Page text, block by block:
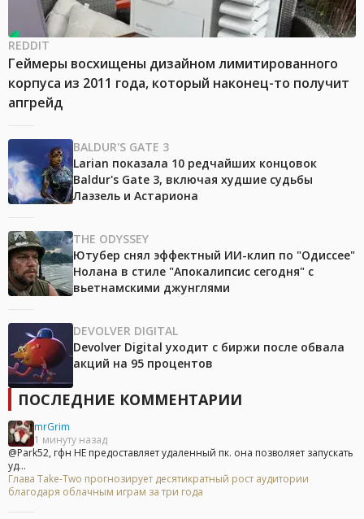
REDDIT
Геймеры восхищены дизайном лимитированного
корпуса из 2011 года, который наконец-то получит
апгрейд
BALDUR'S GATE 3
Larian показала 10 редчайших концовок
Baldur's Gate 3, включая худшие судьбы
Лаэзель и Астариона
THE ODYSSEY
Ютубер снял эффектный ИИ-клип по "Одиссее"
Нолана в стиле "Апокалипсис сегодня" с
вьетнамскими джунглями
DEVOLVER DIGITAL
Devolver Digital уходит с биржи после обвала
акций на 95 процентов
ПОСЛЕДНИЕ КОММЕНТАРИИ
mrGrim
1 минуту назад
@Park52, гфн НЕ предоставляет удаленный пк. она позволяет запускать
уд...
Глава Take-Two прогнозирует десятикратный рост аудитории
благодаря облачным играм за три года